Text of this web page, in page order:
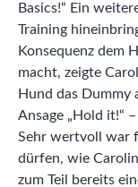
Basics!“ Ein
Training
Konsequenz dem
macht, zeigte
Hund das Dummy
Ansage „Hold it!“
Sehr wertvoll war
dürfen, wie
zum Teil bereits